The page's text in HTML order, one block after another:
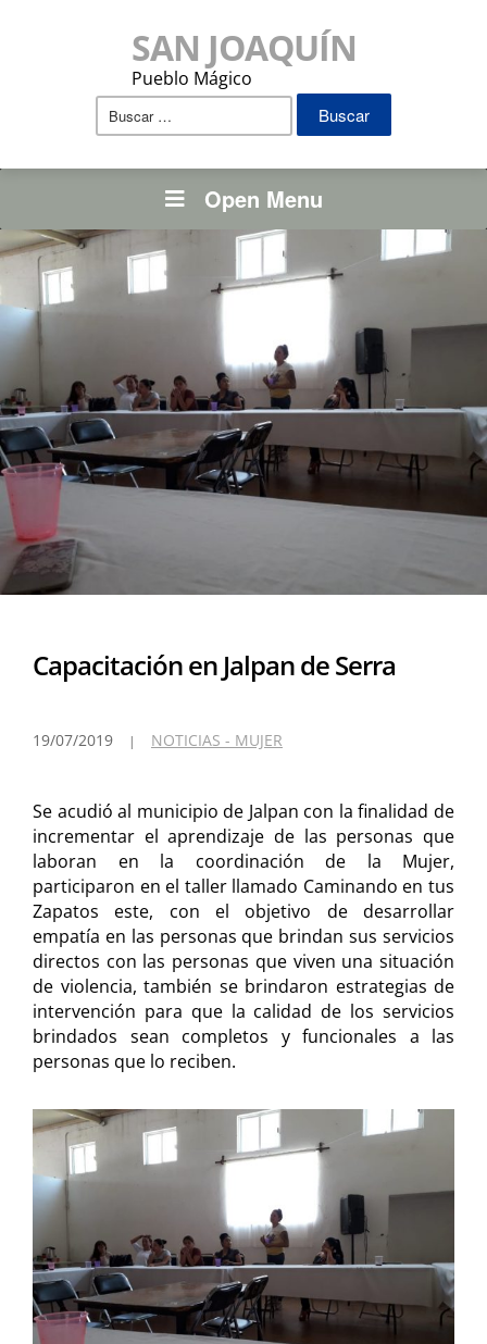
SAN JOAQUÍN
Pueblo Mágico
Buscar:
Open Menu
Capacitación en Jalpan de Serra
19/07/2019 NOTICIAS - MUJER
Se acudió al municipio de Jalpan con la finalidad de
incrementar el aprendizaje de las personas que
laboran en la coordinación de la Mujer,
participaron en el taller llamado Caminando en tus
Zapatos este, con el objetivo de desarrollar
empatía en las personas que brindan sus servicios
directos con las personas que viven una situación
de violencia, también se brindaron estrategias de
intervención para que la calidad de los servicios
brindados sean completos y funcionales a las
personas que lo reciben.